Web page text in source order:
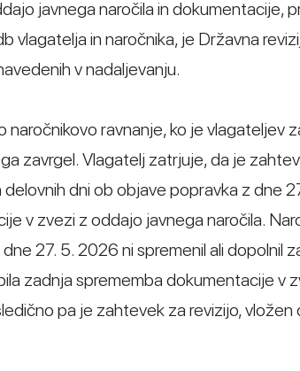
javnega naročila in dokumentacije,
vlagatelja in naročnika, je Državna
v nadaljevanju.
naročnikovo ravnanje, ko je vlagateljev
zavrgel. Vlagatelj zatrjuje, da je
dni ob objave popravka z dne
v zvezi z oddajo javnega naročila.
27. 5. 2026 ni spremenil ali dopolnil
zadnja sprememba dokumentacije v
pa je zahtevek za revizijo, vložen